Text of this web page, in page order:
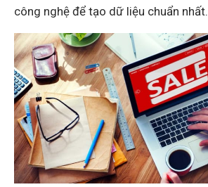
công nghệ để tạo dữ liệu chuẩn nhất.